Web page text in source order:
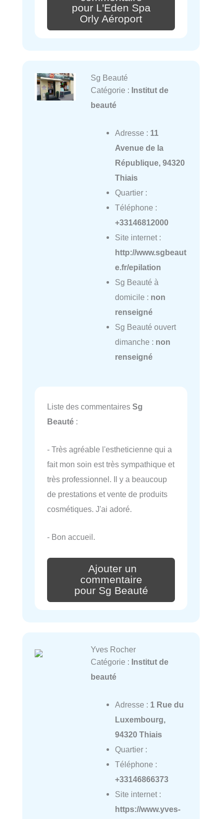
pour L'Eden Spa
Orly Aéroport
Sg Beauté
Catégorie : Institut de
beauté
Adresse : 11
Avenue de la
République, 94320
Thiais
Quartier :
Téléphone :
+33146812000
Site internet :
http://www.sgbeaut
e.fr/epilation
Sg Beauté à
domicile : non
renseigné
Sg Beauté ouvert
dimanche : non
renseigné
Liste des commentaires Sg
Beauté :
- Très agréable l'estheticienne qui a
fait mon soin est très sympathique et
très professionnel. Il y a beaucoup
de prestations et vente de produits
cosmétiques. J'ai adoré.
- Bon accueil.
Ajouter un
commentaire
pour Sg Beauté
Yves Rocher
Catégorie : Institut de
beauté
Adresse : 1 Rue du
Luxembourg,
94320 Thiais
Quartier :
Téléphone :
+33146866373
Site internet :
https://www.yves-